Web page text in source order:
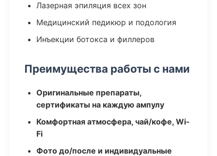
Лазерная эпиляция всех зон
Медицинский педикюр и подология
Инъекции ботокса и филлеров
Преимущества работы с нами
Оригинальные препараты,
сертификаты на каждую ампулу
Комфортная атмосфера, чай/кофе, Wi-
Fi
Фото до/после и индивидуальные